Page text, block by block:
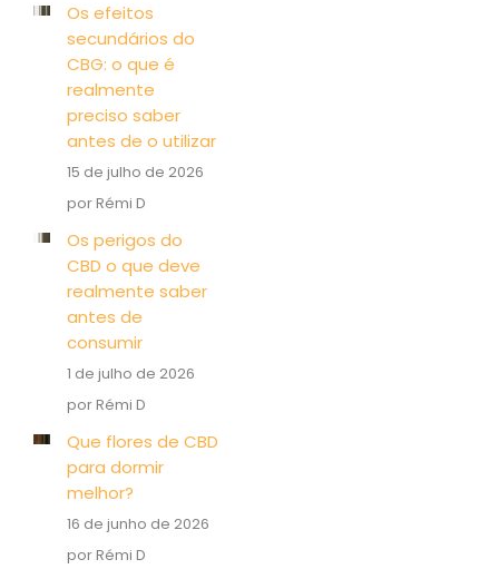
Os efeitos
secundários do
CBG: o que é
realmente
preciso saber
antes de o utilizar
15 de julho de 2026
por Rémi D
Os perigos do
CBD o que deve
realmente saber
antes de
consumir
1 de julho de 2026
por Rémi D
Que flores de CBD
para dormir
melhor?
16 de junho de 2026
por Rémi D